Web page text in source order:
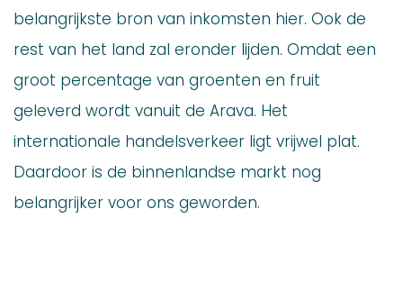
belangrijkste bron van inkomsten hier. Ook de
rest van het land zal eronder lijden. Omdat een
groot percentage van groenten en fruit
geleverd wordt vanuit de Arava. Het
internationale handelsverkeer ligt vrijwel plat.
Daardoor is de binnenlandse markt nog
belangrijker voor ons geworden.